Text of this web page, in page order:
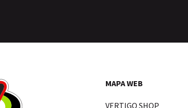
MAPA WEB
VERTIGO SHOP